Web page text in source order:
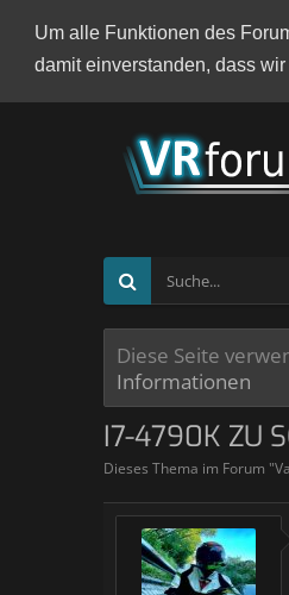
Um alle Funktionen des
damit einverstanden, dass
Diese Seite
Informationen
I7-4790K ZU
Dieses Thema im Forum "